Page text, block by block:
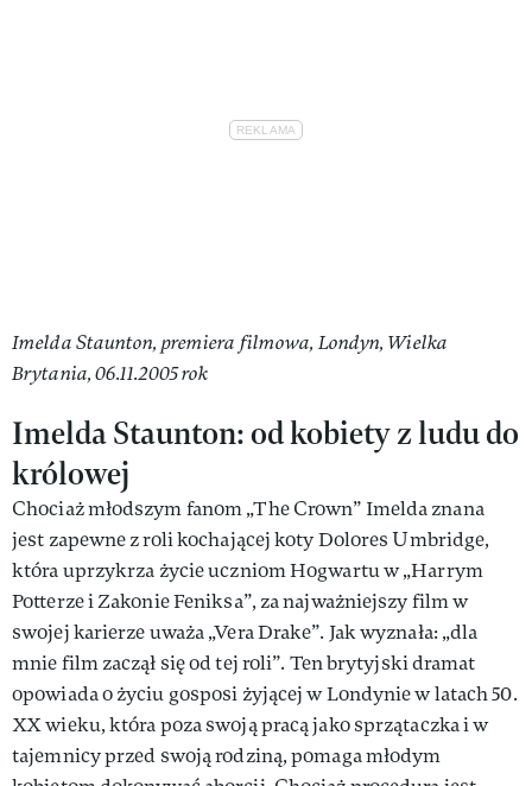
Imelda Staunton, premiera filmowa, Londyn, Wielka
Brytania, 06.11.2005 rok
Imelda Staunton: od kobiety z ludu do
królowej
Chociaż młodszym fanom „The Crown” Imelda znana
jest zapewne z roli kochającej koty Dolores Umbridge,
która uprzykrza życie uczniom Hogwartu w „Harrym
Potterze i Zakonie Feniksa”, za najważniejszy film w
swojej karierze uważa „Vera Drake”. Jak wyznała: „dla
mnie film zaczął się od tej roli”. Ten brytyjski dramat
opowiada o życiu gosposi żyjącej w Londynie w latach 50.
XX wieku, która poza swoją pracą jako sprzątaczka i w
tajemnicy przed swoją rodziną, pomaga młodym